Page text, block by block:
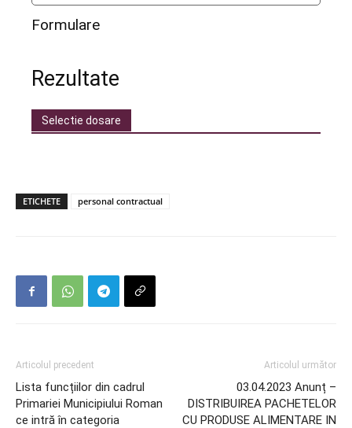
Formulare
Rezultate
Selectie dosare
ETICHETE personal contractual
Articolul precedent
Lista funcțiilor din cadrul
Primariei Municipiului Roman
ce intră în categoria
Articolul următor
03.04.2023 Anunț –
DISTRIBUIREA PACHETELOR
CU PRODUSE ALIMENTARE IN